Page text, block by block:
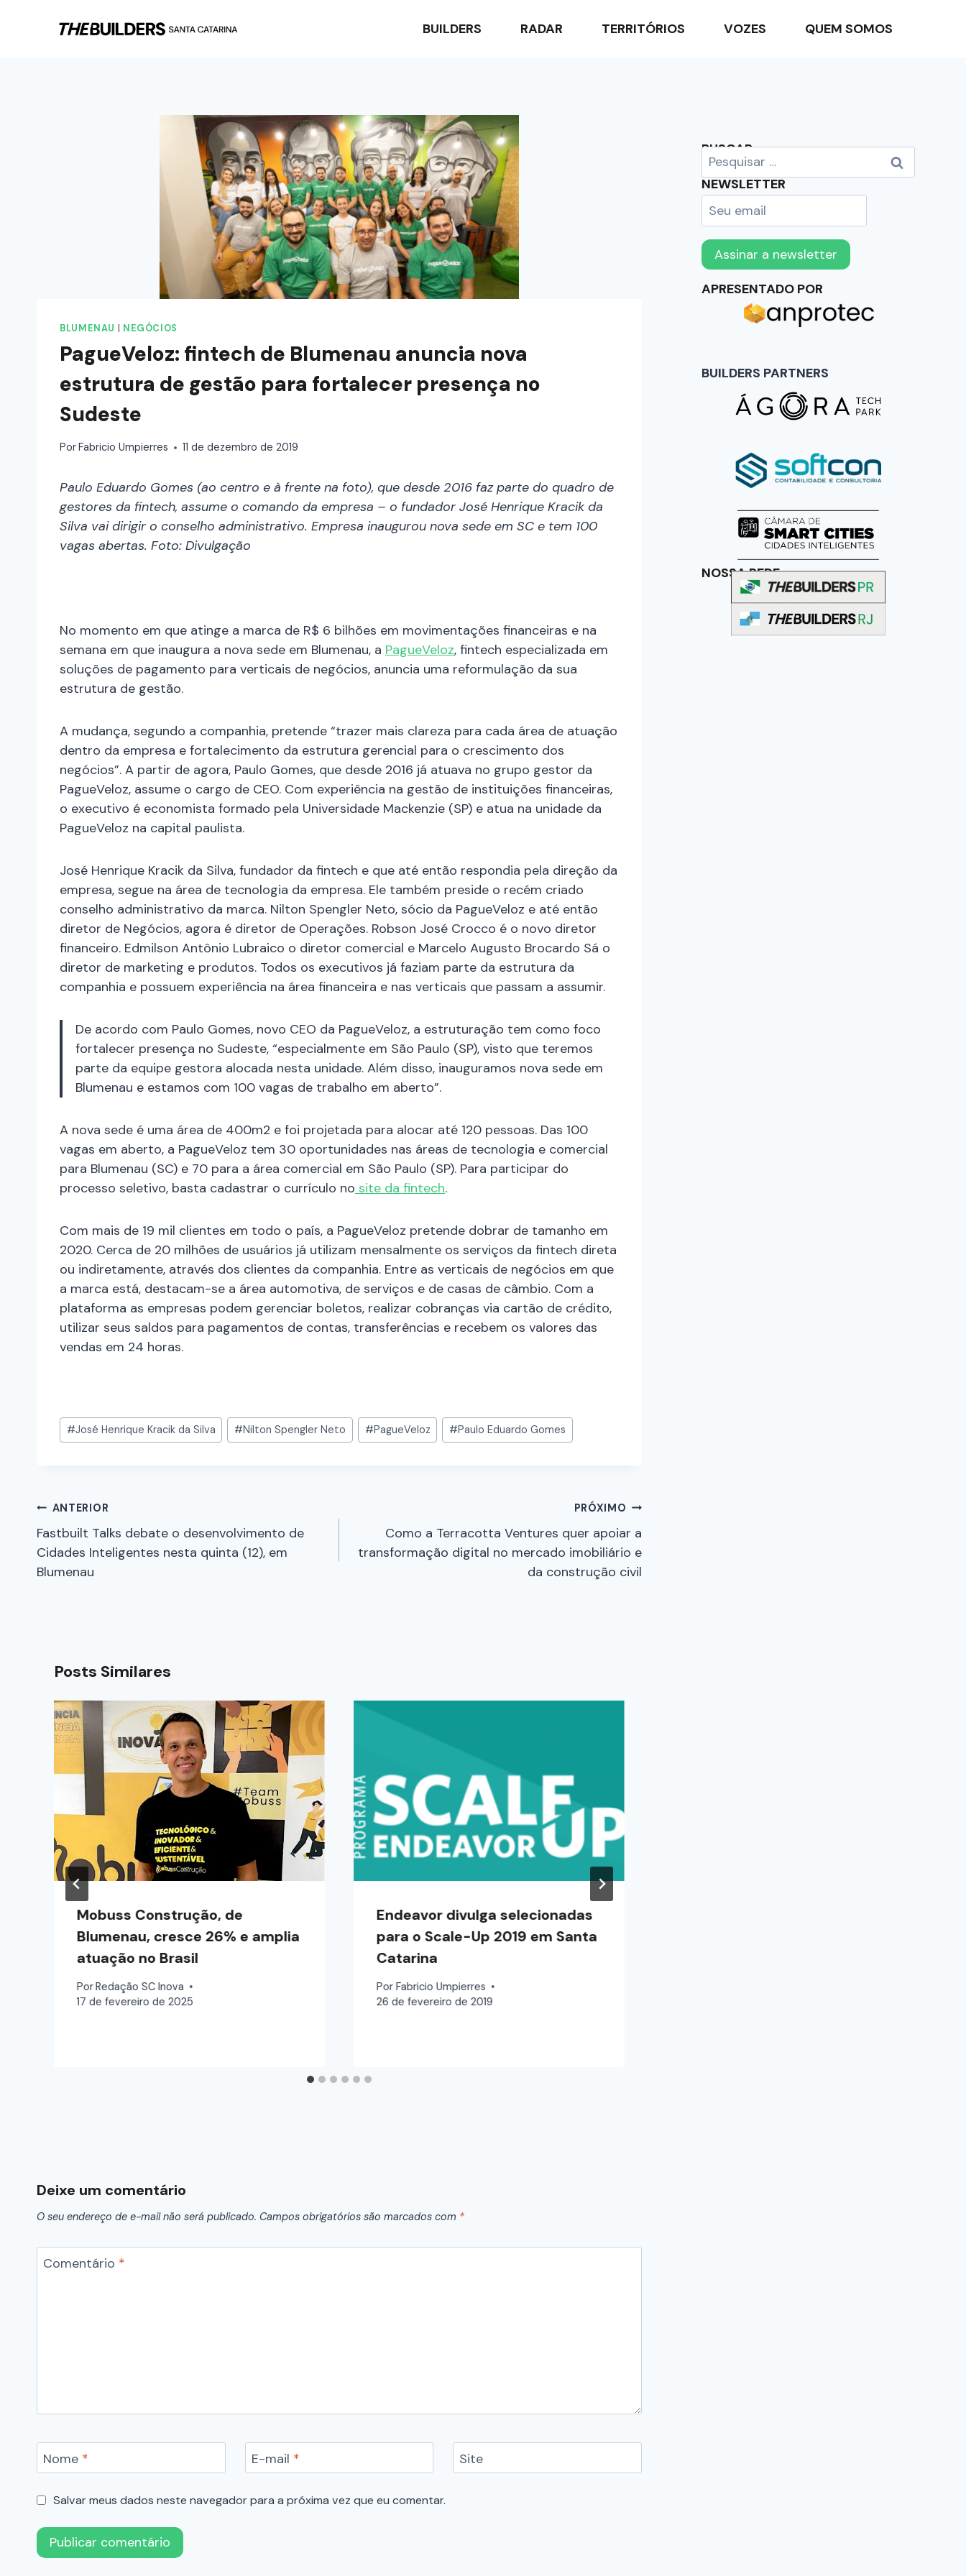
BUILDERS RADAR TERRITÓRIOS VOZES QUEM SOMOS
BLUMENAU NEGÓCIOS
PagueVeloz: fintech de Blumenau anuncia nova
estrutura de gestão para fortalecer presença no
Sudeste
PorFabricio Umpierres 11 de dezembro de 2019
Paulo Eduardo Gomes (ao centro e à frente na foto), que desde 2016 faz parte do quadro de
gestores da fintech, assume o comando da empresa – o fundador José Henrique Kracik da
Silva vai dirigir o conselho administrativo. Empresa inaugurou nova sede em SC e tem 100
vagas abertas. Foto: Divulgação
No momento em que atinge a marca de R$ 6 bilhões em movimentações financeiras e na
semana em que inaugura a nova sede em Blumenau, a PagueVeloz, fintech especializada em
soluções de pagamento para verticais de negócios, anuncia uma reformulação da sua
estrutura de gestão.
A mudança, segundo a companhia, pretende “trazer mais clareza para cada área de atuação
dentro da empresa e fortalecimento da estrutura gerencial para o crescimento dos
negócios”. A partir de agora, Paulo Gomes, que desde 2016 já atuava no grupo gestor da
PagueVeloz, assume o cargo de CEO. Com experiência na gestão de instituições financeiras,
o executivo é economista formado pela Universidade Mackenzie (SP) e atua na unidade da
PagueVeloz na capital paulista.
José Henrique Kracik da Silva, fundador da fintech e que até então respondia pela direção da
empresa, segue na área de tecnologia da empresa. Ele também preside o recém criado
conselho administrativo da marca. Nilton Spengler Neto, sócio da PagueVeloz e até então
diretor de Negócios, agora é diretor de Operações. Robson José Crocco é o novo diretor
financeiro. Edmilson Antônio Lubraico o diretor comercial e Marcelo Augusto Brocardo Sá o
diretor de marketing e produtos. Todos os executivos já faziam parte da estrutura da
companhia e possuem experiência na área financeira e nas verticais que passam a assumir.
De acordo com Paulo Gomes, novo CEO da PagueVeloz, a estruturação tem como foco
fortalecer presença no Sudeste, “especialmente em São Paulo (SP), visto que teremos
parte da equipe gestora alocada nesta unidade. Além disso, inauguramos nova sede em
Blumenau e estamos com 100 vagas de trabalho em aberto”.
A nova sede é uma área de 400m2 e foi projetada para alocar até 120 pessoas. Das 100
vagas em aberto, a PagueVeloz tem 30 oportunidades nas áreas de tecnologia e comercial
para Blumenau (SC) e 70 para a área comercial em São Paulo (SP). Para participar do
processo seletivo, basta cadastrar o currículo no site da fintech.
Com mais de 19 mil clientes em todo o país, a PagueVeloz pretende dobrar de tamanho em
2020. Cerca de 20 milhões de usuários já utilizam mensalmente os serviços da fintech direta
ou indiretamente, através dos clientes da companhia. Entre as verticais de negócios em que
a marca está, destacam-se a área automotiva, de serviços e de casas de câmbio. Com a
plataforma as empresas podem gerenciar boletos, realizar cobranças via cartão de crédito,
utilizar seus saldos para pagamentos de contas, transferências e recebem os valores das
vendas em 24 horas.
#José Henrique Kracik da Silva #Nilton Spengler Neto #PagueVeloz #Paulo Eduardo Gomes
ANTERIOR
Fastbuilt Talks debate o desenvolvimento de
Cidades Inteligentes nesta quinta (12), em
Blumenau
PRÓXIMO
Como a Terracotta Ventures quer apoiar a
transformação digital no mercado imobiliário e
da construção civil
Posts Similares
Mobuss Construção, de
Blumenau, cresce 26% e amplia
atuação no Brasil
PorRedação SC Inova
17 de fevereiro de 2025
Endeavor divulga selecionadas
para o Scale-Up 2019 em Santa
Catarina
Por Fabricio Umpierres
26 de fevereiro de 2019
Deixe um comentário
O seu endereço de e-mail não será publicado. Campos obrigatórios são marcados com *
Comentário *
Nome * E-mail * Site
Salvar meus dados neste navegador para a próxima vez que eu comentar.
BUSCAR
NEWSLETTER
APRESENTADO POR
BUILDERS PARTNERS
NOSSA REDE